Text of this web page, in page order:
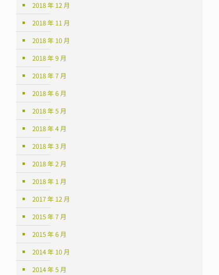
2018 年 12 月
2018 年 11 月
2018 年 10 月
2018 年 9 月
2018 年 7 月
2018 年 6 月
2018 年 5 月
2018 年 4 月
2018 年 3 月
2018 年 2 月
2018 年 1 月
2017 年 12 月
2015 年 7 月
2015 年 6 月
2014 年 10 月
2014 年 5 月